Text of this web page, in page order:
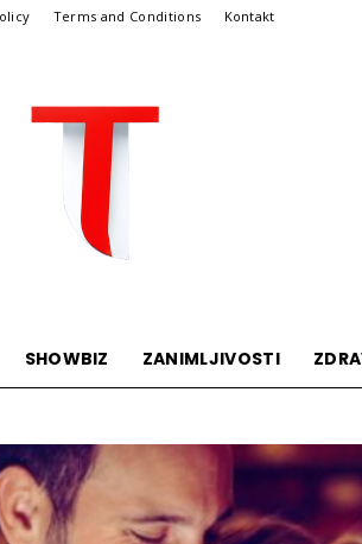
Terms and Conditions Kontakt
SHOWBIZ ZANIMLJIVOSTI